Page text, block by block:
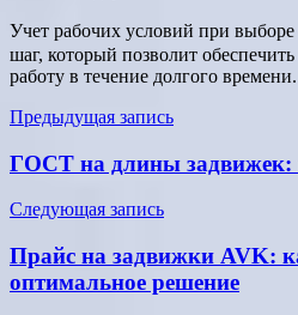
Учет рабочих условий при
шаг, который позволит
работу в течение долгого времени.
Навигация
по
записям
Предыдущая запись
ГОСТ на длины задвижек:
Следующая запись
Прайс на задвижки AVK:
оптимальное решение